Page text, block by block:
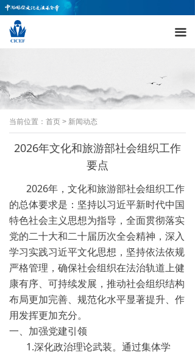
끀
当前位置：首页 > 新闻动态
2026年文化和旅游部社会组织工作
要点
2026年，文化和旅游部社会组织工作
的总体要求是：坚持以习近平新时代中国
特色社会主义思想为指导，全面贯彻落实
党的二十大和二十届历次全会精神，深入
学习实践习近平文化思想，坚持依法依规
严格管理，确保社会组织在法治轨道上健
康有序、可持续发展，推动社会组织结构
布局更加完善、规范化水平显著提升、作
用发挥更加充分。
一、加强党建引领
1.深化政治理论武装。通过集体学